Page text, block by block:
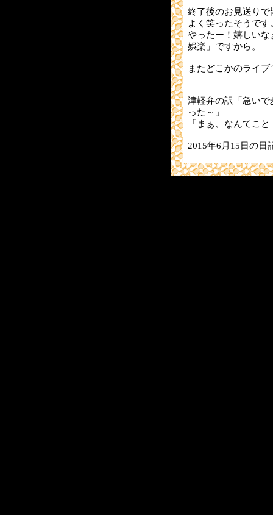
終了後のお見送り
よく笑ったそうです
やったー！嬉しい
娯楽」ですから。
またどこかのライ
津軽弁の訳「急い
った～」
「まぁ、なんてこ
2015年6月15日の日